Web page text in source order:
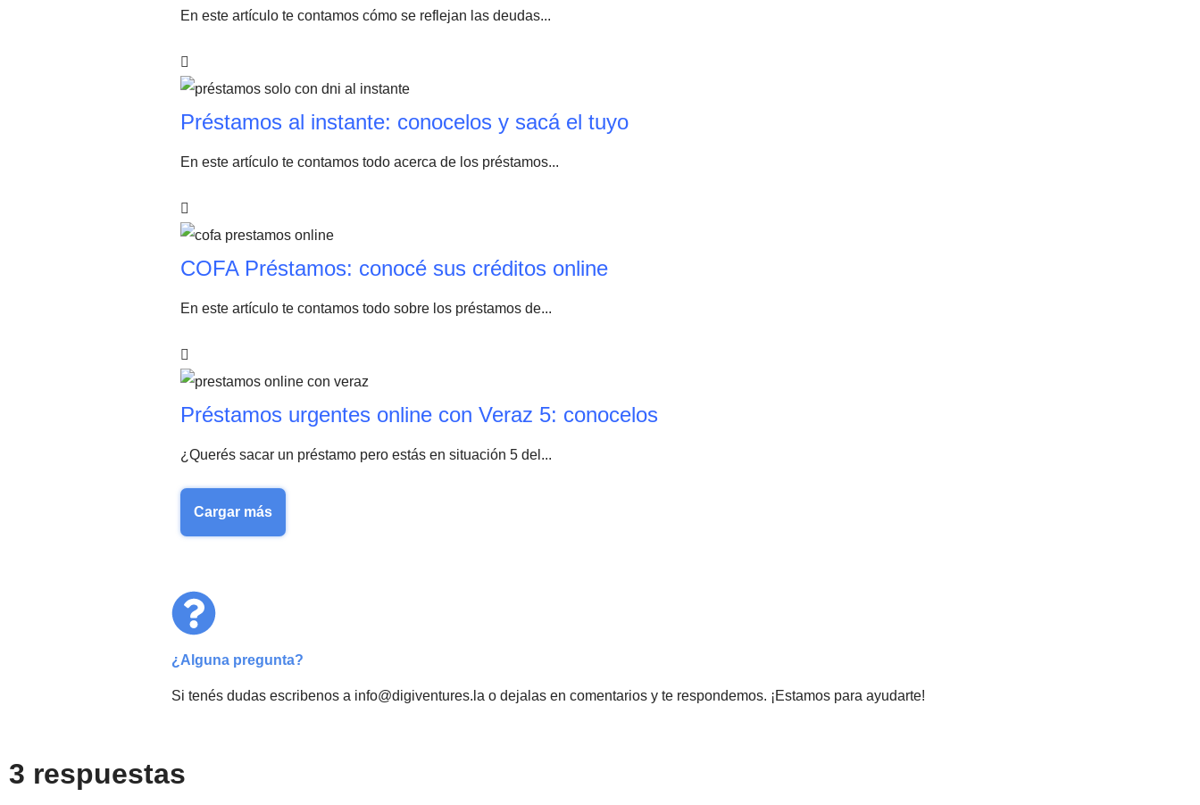
En este artículo te contamos cómo se reflejan las deudas...
Préstamos al instante: conocelos y sacá el tuyo
En este artículo te contamos todo acerca de los préstamos...
COFA Préstamos: conocé sus créditos online
En este artículo te contamos todo sobre los préstamos de...
Préstamos urgentes online con Veraz 5: conocelos
¿Querés sacar un préstamo pero estás en situación 5 del...
Cargar más
¿Alguna pregunta?
Si tenés dudas escribenos a info@digiventures.la o dejalas en comentarios y te respondemos. ¡Estamos para ayudarte!
3 respuestas